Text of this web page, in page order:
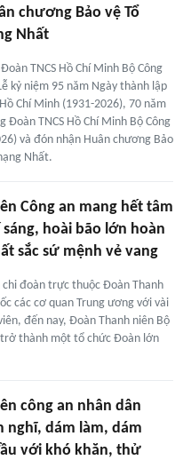
chương Bảo vệ Tổ
Nhất
TNCS Hồ Chí Minh Bộ Công
kỷ niệm 95 năm Ngày thành lập
Chí Minh (1931-2026), 70 năm
Đoàn TNCS Hồ Chí Minh Bộ Công
và đón nhận Huân chương Bảo
Nhất.
Công an mang hết tâm
hoài bão lớn hoàn
sắc sứ mệnh vẻ vang
chi đoàn trực thuộc Đoàn Thanh
các cơ quan Trung ương với vài
đến nay, Đoàn Thanh niên Bộ
trở thành một tổ chức Đoàn lớn
công an nhân dân
nghĩ, dám làm, dám
với khó khăn, thử